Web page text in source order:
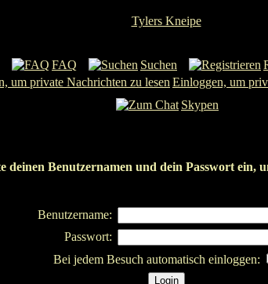
Tylers Kneipe
FAQ Suchen
Einloggen, um
Skypen
deinen Benutzernamen und dein Passwort ein,
Benutzername:
Passwort:
Bei jedem Besuch automatisch einloggen: